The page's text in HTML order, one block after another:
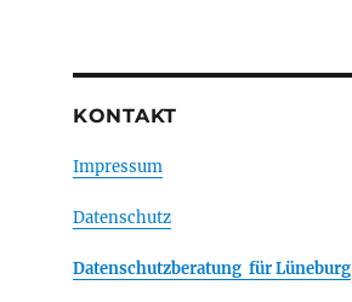
KONTAKT
Impressum
Datenschutz
Datenschutzberatung für Lüneburg